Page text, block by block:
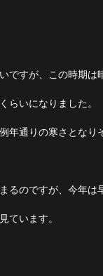
ですが、この時期は
らいになりました。
年通りの寒さとなり
るのですが、今年は
ています。